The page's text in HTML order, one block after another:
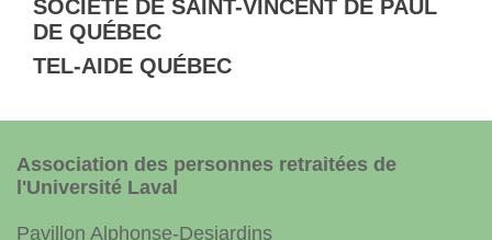
SOCIÉTÉ DE SAINT-VINCENT DE PAUL
DE QUÉBEC
TEL-AIDE QUÉBEC
Association des personnes retraitées de
l'Université Laval
Pavillon Alphonse-Desjardins